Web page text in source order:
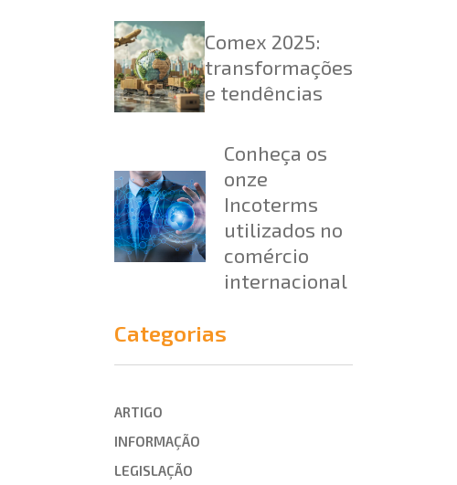
Comex 2025:
transformações
e tendências
Conheça os
onze
Incoterms
utilizados no
comércio
internacional
Categorias
ARTIGO
INFORMAÇÃO
LEGISLAÇÃO